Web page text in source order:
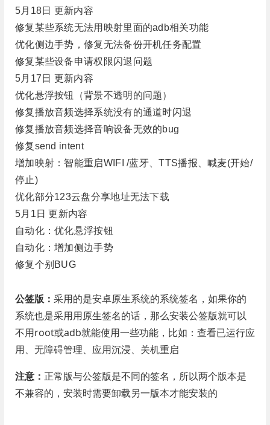
5月18日 更新内容
修复某些系统无法用映射里面的adb相关功能
优化侧边手势，修复无法备份开机任务配置
修复某些设备申请权限闪退问题
5月17日 更新内容
优化悬浮按钮（背景不透明的问题）
修复播放音频选择系统没有的通道时闪退
修复播放音频选择音响设备无效的bug
修复send intent
增加映射：智能重启WIFI /蓝牙、TTS播报、喊麦(开始/
停止)
优化部分123云盘分享地址无法下载
5月1日 更新内容
自动化：优化悬浮按钮
自动化：增加侧边手势
修复个别BUG
公签版： 采用的是安卓原生系统的系统签名，如果你的
系统也是采用用原生签名的话，那么安装公签版就可以
不用root或adb就能使用一些功能，比如：查看已运行应
用、无障碍管理、应用沉浸、关机重启
注意： 正常版与公签版是不同的签名，所以两个版本是
不兼容的，安装时需要卸载另一版本才能安装的